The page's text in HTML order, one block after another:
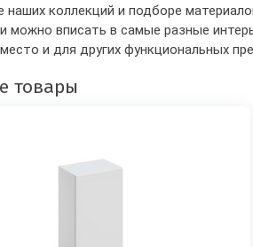
наших коллекций и подборе
можно вписать в самые разные
и для других функциональных
товары